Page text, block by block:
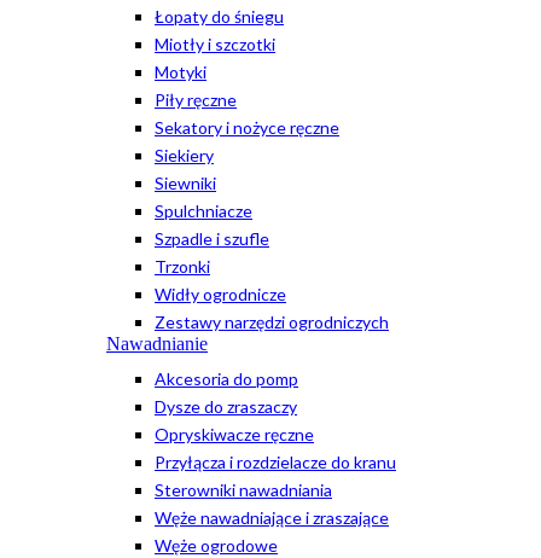
Łopaty do śniegu
Miotły i szczotki
Motyki
Piły ręczne
Sekatory i nożyce ręczne
Siekiery
Siewniki
Spulchniacze
Szpadle i szufle
Trzonki
Widły ogrodnicze
Zestawy narzędzi ogrodniczych
Nawadnianie
Akcesoria do pomp
Dysze do zraszaczy
Opryskiwacze ręczne
Przyłącza i rozdzielacze do kranu
Sterowniki nawadniania
Węże nawadniające i zraszające
Węże ogrodowe